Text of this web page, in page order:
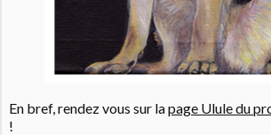
En bref, rendez vous sur lapage Ulule du
!